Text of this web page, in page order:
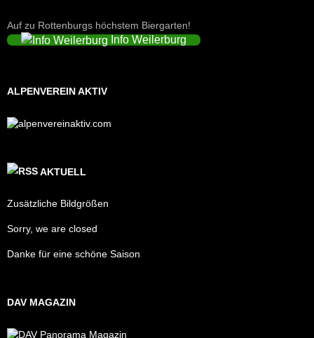
Auf zu Rottenburgs höchstem Biergarten!
Info Weilerburg
ALPENVEREIN AKTIV
AKTUELL
Zusätzliche Bildgrößen
Sorry, we are closed
Danke für eine schöne Saison
DAV MAGAZIN